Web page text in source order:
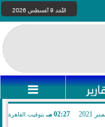
الأحد 9 أغسطس 2026

02:27 مـ بتوقيت القاهرة